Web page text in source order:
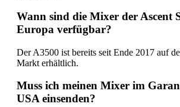
Wann sind die Mixer der Ascent
Europa verfügbar?
Der A3500 ist bereits seit Ende 2017 auf
Markt erhältlich.
Muss ich meinen Mixer im
USA einsenden?